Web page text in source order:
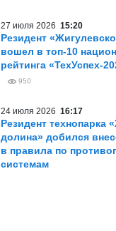
27 июля 2026 15:20
Резидент
вошел в топ-10
рейтинга «ТехУспех-
950
24 июля 2026 16:17
Резидент технопарка
долина» добился
в правила по
системам